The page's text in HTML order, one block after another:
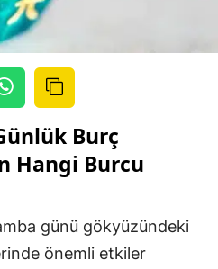
Burç
Hangi Burcu
günü gökyüzündeki
önemli etkiler